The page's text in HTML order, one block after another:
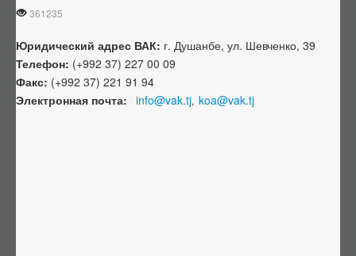
Действующие ЭС
Изменение в составе ЭС
Информация о работе ЭС
Учёные степени
361235
Юридический адрес ВАК: г. Душанбе, ул. Шевченко, 39
Телефон: (+992 37) 227 00 09
Факс: (+992 37) 221 91 94
Электронная почта: info@vak.tj, koa@vak.tj